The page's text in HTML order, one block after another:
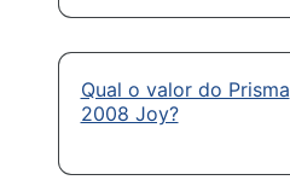
Qual o valor do Prisma
2008 Joy?